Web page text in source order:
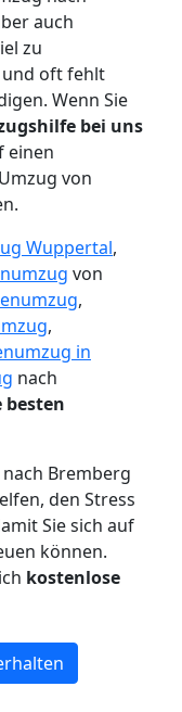
auch
zu
und oft fehlt
Wenn Sie
bei uns
einen
von
Wuppertal,
von
,
,
in
nach
besten
Bremberg
den Stress
Sie sich auf
können.
kostenlose